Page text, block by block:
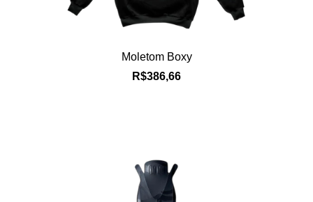
Moletom Boxy
R$386,66